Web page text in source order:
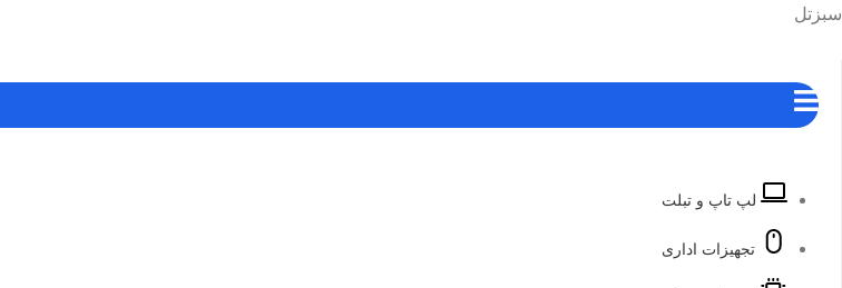
پرش
سبزتل
لپ تاپ و تبلت
تجهیزات اداری
فهرست